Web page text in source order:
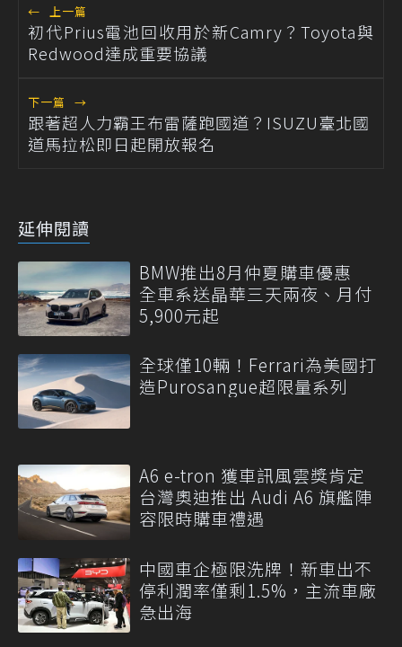
← 上一篇
初代Prius電池回收用於新Camry？Toyota與
Redwood達成重要協議
下一篇 →
跟著超人力霸王布雷薩跑國道？ISUZU臺北國
道馬拉松即日起開放報名
延伸閱讀
BMW推出8月仲夏購車優惠
全車系送晶華三天兩夜、月付
5,900元起
全球僅10輛！Ferrari為美國打
造Purosangue超限量系列
A6 e-tron 獲車訊風雲獎肯定
台灣奧迪推出 Audi A6 旗艦陣
容限時購車禮遇
中國車企極限洗牌！新車出不
停利潤率僅剩1.5%，主流車廠
急出海